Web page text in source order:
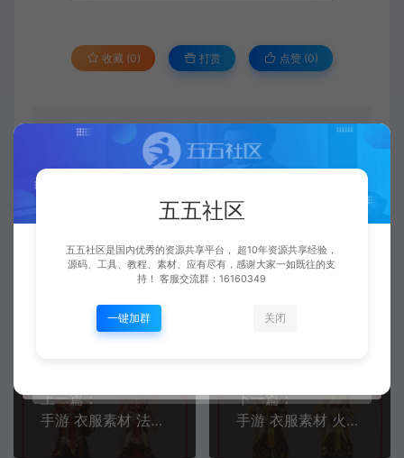
收藏 (0) 打赏 点赞 (0)
游戏素材 手游 衣服素材 凤天 男女衣服+动态内显特
五五社区
上一篇：
手游 衣服素材 法神 男女衣服+动态内显特效
下一篇：
手游 衣服素材 火龙 男女衣服+动态内显特效
五五社区
五五社区是国内优秀的资源共享平台， 超10年资源共享经验，
源码、工具、教程、素材、应有尽有，感谢大家一如既往的支
持！ 客服交流群：16160349
一键加群 关闭